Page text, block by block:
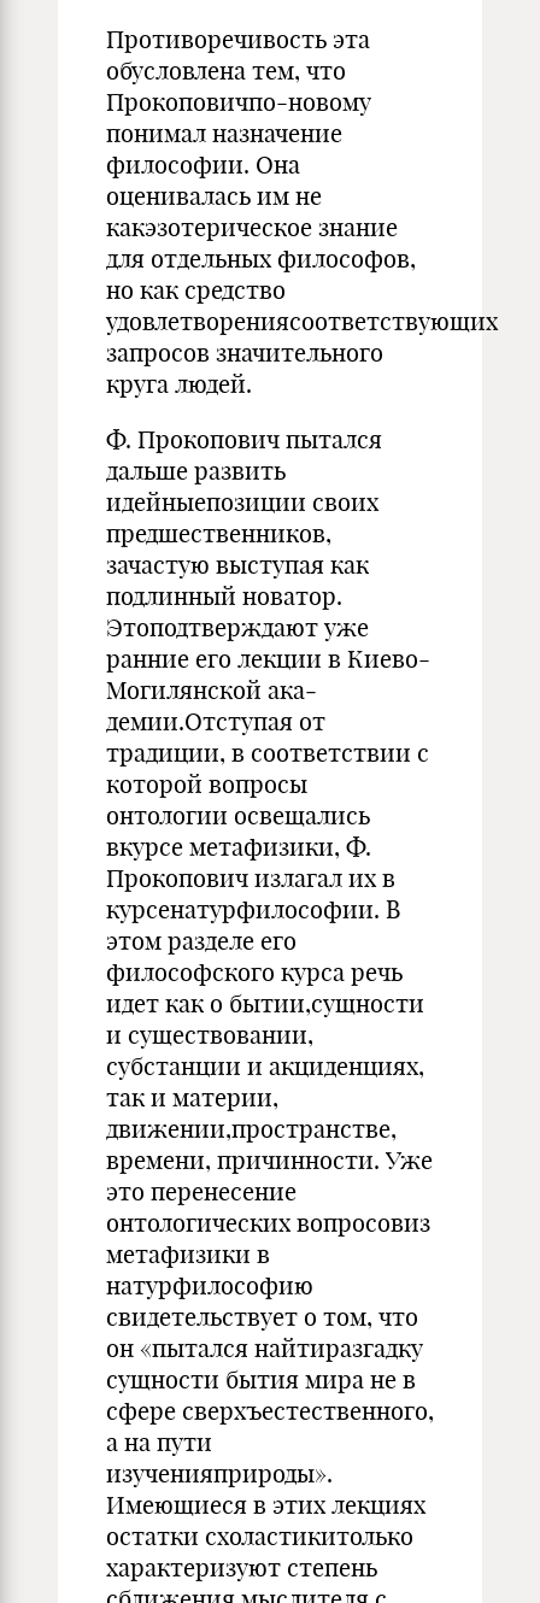
Противоречивость эта
обусловлена тем, что
Прокоповичпо-но­вому
понимал назначение
философии. Она
оценивалась им не
какэзотерическое знание
для отдельных философов,
но как средство
удовлетворениясоответствующих
запросов значительного
круга лю­дей.
Ф. Прокопович пытался
дальше развить
идейныепозиции своих
предшественников,
зачастую выступая как
подлинный новатор.
Этоподтверждают уже
ранние его лекции в Киево-
Могилянской ака­
демии.Отступая от
традиции, в соответствии с
которой вопросы
онтологии освещались
вкурсе метафизики, Ф.
Прокопович излагал их в
курсенатурфилософии. В
этом разделе его
философского курса речь
идет как о бытии,сущности
и существовании,
субстанции и акциденциях,
так и материи,
движении,пространстве,
времени, причинности. Уже
это перенесение
онтологических вопросовиз
метафизики в
натурфилософию
свидетельствует о том, что
он «пытался найтиразгадку
сущности бытия мира не в
сфере сверхъестественного,
а на пути
изученияприроды».
Имеющиеся в этих лекциях
остатки схоластикитолько
характеризуют степень